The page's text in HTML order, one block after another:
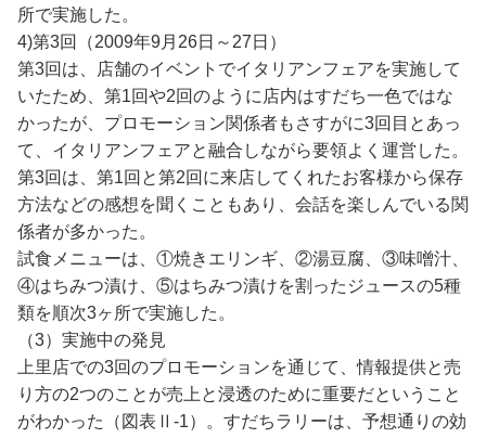
所で実施した。
4)第3回（2009年9月26日～27日）
第3回は、店舗のイベントでイタリアンフェアを実施して
いたため、第1回や2回のように店内はすだち一色ではな
かったが、プロモーション関係者もさすがに3回目とあっ
て、イタリアンフェアと融合しながら要領よく運営した。
第3回は、第1回と第2回に来店してくれたお客様から保存
方法などの感想を聞くこともあり、会話を楽しんでいる関
係者が多かった。
試食メニューは、①焼きエリンギ、②湯豆腐、③味噌汁、
④はちみつ漬け、⑤はちみつ漬けを割ったジュースの5種
類を順次3ヶ所で実施した。
（3）実施中の発見
上里店での3回のプロモーションを通じて、情報提供と売
り方の2つのことが売上と浸透のために重要だということ
がわかった（図表Ⅱ-1）。すだちラリーは、予想通りの効